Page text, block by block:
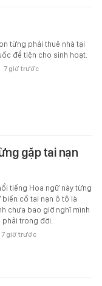
từng phải thuê nhà tại
để tiện cho sinh hoạt.
7 giờ trước
gặp tai nạn
tiếng Hoa ngữ này từng
biến cố tai nạn ô tô là
chưa bao giờ nghĩ mình
phải trong đời.
7 giờ trước